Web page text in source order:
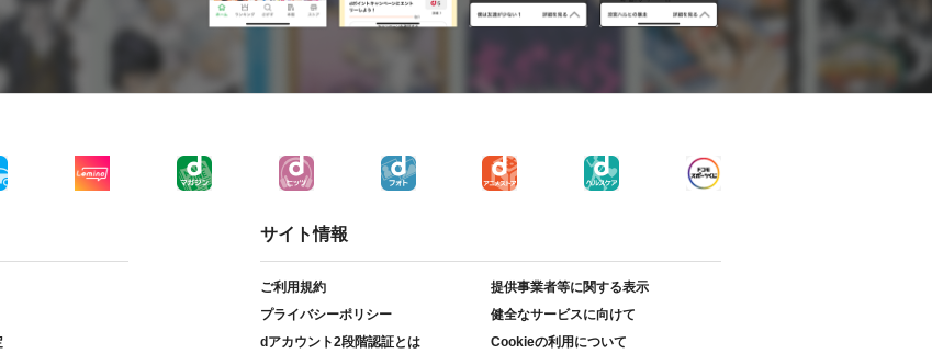
サイト情報
ご利用規約
提供事業者等に関する表示
プライバシーポリシー
健全なサービスに向けて
dアカウント2段階認証とは
Cookieの利用について